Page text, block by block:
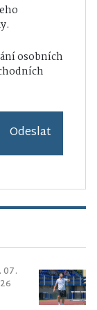
osobních
Odeslat
07.